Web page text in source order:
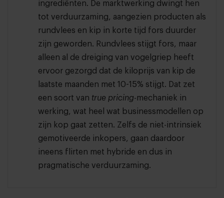
ingrediënten. De marktwerking dwingt hen
tot verduurzaming, aangezien producten als
rundvlees en kip in korte tijd fors duurder
zijn geworden. Rundvlees stijgt fors, maar
alleen al de dreiging van vogelgriep heeft
ervoor gezorgd dat de kiloprijs van kip de
laatste maanden met 10-15% stijgt. Dat zet
een soort van true pricing-mechaniek in
werking, wat heel wat businessmodellen op
zijn kop gaat zetten. Zelfs de niet-intrinsiek
gemotiveerde inkopers, gaan daardoor
ineens flirten met hybride en dus in
pragmatische verduurzaming.